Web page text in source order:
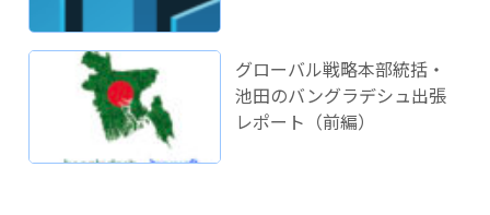
グローバル戦略本部統括・
池田のバングラデシュ出張
レポート（前編）